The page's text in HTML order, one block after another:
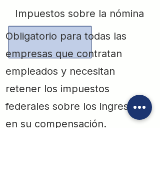
Impuestos sobre la nómina
Obligatorio para todas las
empresas que contratan
empleados y necesitan
retener los impuestos
federales sobre los ingresos
en su compensación.